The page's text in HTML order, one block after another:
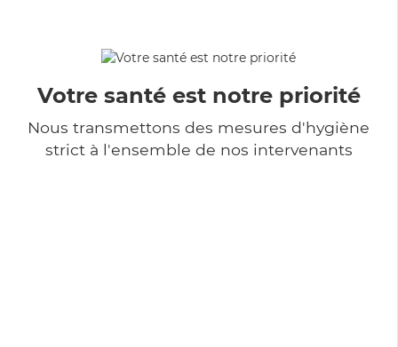
Votre santé est notre priorité
Nous transmettons des mesures d'hygiène
strict à l'ensemble de nos intervenants